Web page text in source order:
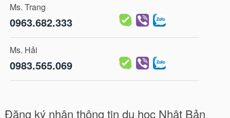
Ms. Trang
0963.682.333
Ms. Hải
0983.565.069
Đăng ký nhận thông tin du học Nhật Bản